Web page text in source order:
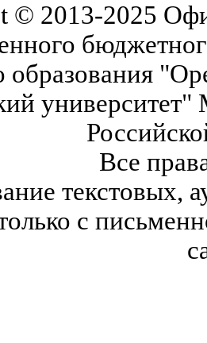
© 2013-2025
образования
университет"
Все
текстовых,
с